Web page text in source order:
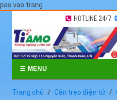
pas vao trang
HOTLINE 24/7:
☰ MENU
Trang chủ Cân treo điện tử